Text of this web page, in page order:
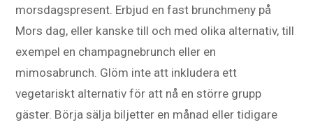
morsdagspresent. Erbjud en fast brunchmeny på
Mors dag, eller kanske till och med olika alternativ, till
exempel en champagnebrunch eller en
mimosabrunch. Glöm inte att inkludera ett
vegetariskt alternativ för att nå en större grupp
gäster. Börja sälja biljetter en månad eller tidigare